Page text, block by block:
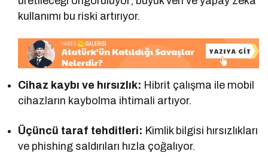
kullanımı bu riski artırıyor.
Cihaz kaybı ve hırsızlık: Hibrit çalışma ile mobil
cihazların kaybolma ihtimali artıyor.
Üçüncü taraf tehditleri: Kimlik bilgisi hırsızlıkları
ve phishing saldırıları hızla çoğalıyor.